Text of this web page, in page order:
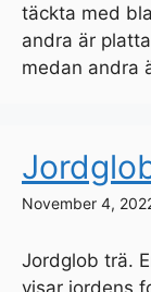
täckta med
andra är
medan andra
November 4,
Jordglob trä.
visar jordens